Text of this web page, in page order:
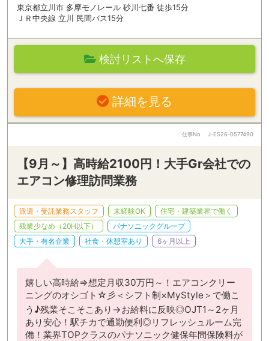
東京都立川市 多摩モノレール 砂川七番 徒歩15分
ＪＲ中央線 立川 民間バス15分
検討リストへ保存
詳細を見る
仕事No J-ES26-0577490
【9月～】高時給2100円！大手Gr会社での
エアコン修理訪問業務
派遣・受託業務スタッフ 未経験OK
住宅・建築業界で働く
残業少なめ（20H以下）
パナソニックグループ
大手・有名企業
社食・休憩室あり 6ヶ月以上
嬉しい高時給⇒想定月収30万円～！エアコンクリー
ニングのオシゴト☆彡＜シフト制×MyStyle＞で働こ
う♪残業そこそこあり→お給料に反映◎OJT1～2ヶ月
あり安心！駅チカで通勤便利◎リフレッシュルーム完
備！業界TOPクラスのパナソニック健保年間保険料が